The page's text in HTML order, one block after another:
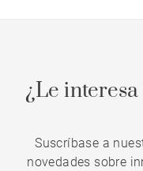
¿Le
Suscríbase a
novedades sobre